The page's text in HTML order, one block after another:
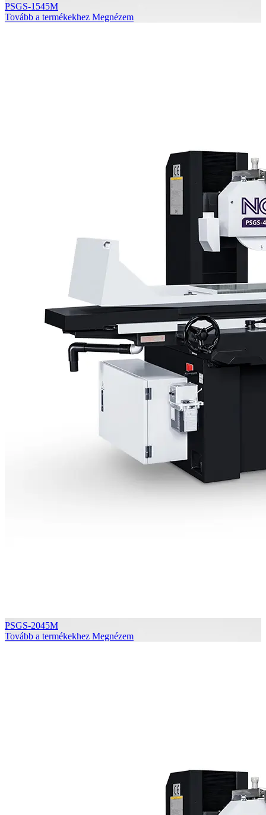
PSGS-1545M
Tovább a termékekhez Megnézem
PSGS-2045M
Tovább a termékekhez Megnézem